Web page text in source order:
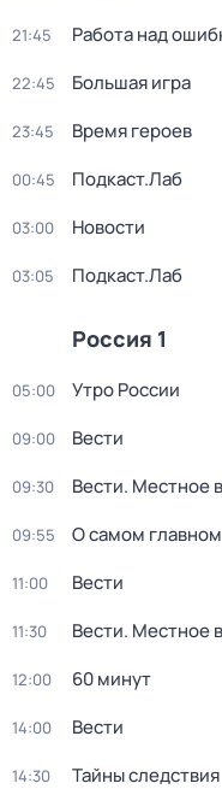
21:45 Работа над
22:45 Большая игра
23:45 Время героев
00:45 Подкаст.Лаб
03:00 Новости
03:05 Подкаст.Лаб
Россия 1
05:00 Утро России
09:00 Вести
09:30 Вести. Местное
09:55 О самом главном
11:00 Вести
11:30 Вести. Местное
12:00 60 минут
14:00 Вести
14:30 Тайны следствия